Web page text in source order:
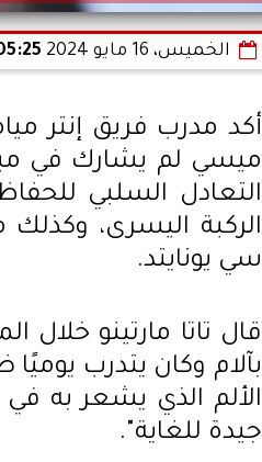
الخميس، 16 مايو 2024 05:25
أكد مدرب فريق إنتر
ميسي لم يشارك في
التعادل السلبي
الركبة اليسرى،
سي يونايتد.
قال تاتا مارتينو
بآلام وكان يتدرب
الألم الذي يشعر به
جيدة للغاية".